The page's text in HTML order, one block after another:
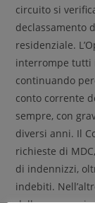
circuito si
declassamento
residenziale.
interrompe tutti
continuando
conto corrente
sempre, con
diversi anni. Il
richieste di
di indennizzi,
indebiti.